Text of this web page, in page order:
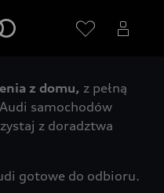
Audi
z domu, z pełną
samochodów
z doradztwa
gotowe do odbioru.